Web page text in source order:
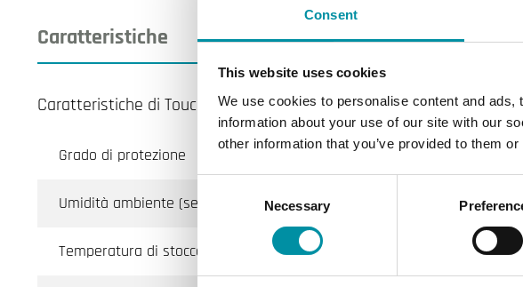
Consent
This website uses cookies
We use cookies to personalise content and
information about your use of our site with our
other information that you’ve provided to them
Selection
Necessary
Caratteristiche
Caratteristiche di Touch display esterno per controllori Corrigo
Grado di protezione
Umidità ambiente (senza condensa)
Temperatura di stoccaggio